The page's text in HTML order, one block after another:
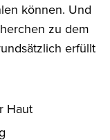
können. Und
zu dem
erfüllt
Haut